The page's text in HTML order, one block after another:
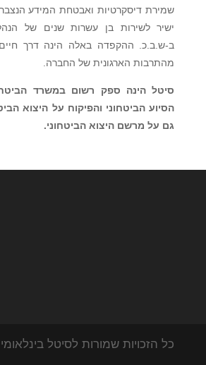
שמירת דיסקרטיות ואבטחת המידע
ישיר לשירות בן עשרות שנים של
ב-ש.ב.כ. ההקפדה באלה הינה דרך
מהתרבות הארגונית של החברה.
סיטל הינה ספק רשום במשרד
הסיוע הביטחוני והפיקוח על היצוא
גם על מרשם היצוא הביטחוני.
כל הזכויות שמורות לסיטל בינלאומי 2022